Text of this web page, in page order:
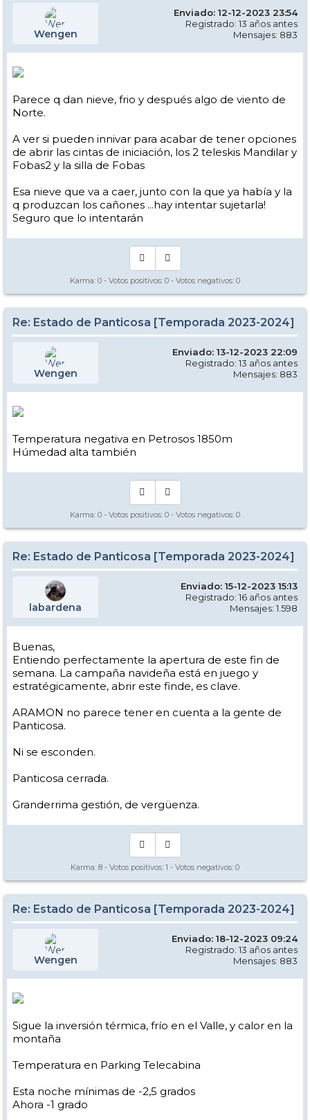
Wengen
Enviado: 12-12-2023 23:54
Registrado: 13 años antes
Mensajes: 883
Parece q dan nieve, frio y después algo de viento de
Norte.
A ver si pueden innivar para acabar de tener opciones
de abrir las cintas de iniciación, los 2 teleskis Mandilar y
Fobas2 y la silla de Fobas
Esa nieve que va a caer, junto con la que ya había y la
q produzcan los cañones ...hay intentar sujetarla!
Seguro que lo intentarán
Karma: 0 - Votos positivos: 0 - Votos negativos: 0
Re: Estado de Panticosa [Temporada 2023-2024]
Wengen
Enviado: 13-12-2023 22:09
Registrado: 13 años antes
Mensajes: 883
Temperatura negativa en Petrosos 1850m
Húmedad alta también
Karma: 0 - Votos positivos: 0 - Votos negativos: 0
Re: Estado de Panticosa [Temporada 2023-2024]
labardena
Enviado: 15-12-2023 15:13
Registrado: 16 años antes
Mensajes: 1.598
Buenas,
Entiendo perfectamente la apertura de este fin de
semana. La campaña navideña está en juego y
estratégicamente, abrir este finde, es clave.
ARAMON no parece tener en cuenta a la gente de
Panticosa.
Ni se esconden.
Panticosa cerrada.
Granderrima gestión, de vergüenza.
Karma: 8 - Votos positivos: 1 - Votos negativos: 0
Re: Estado de Panticosa [Temporada 2023-2024]
Wengen
Enviado: 18-12-2023 09:24
Registrado: 13 años antes
Mensajes: 883
Sigue la inversión térmica, frío en el Valle, y calor en la
montaña
Temperatura en Parking Telecabina
Esta noche mínimas de -2,5 grados
Ahora -1 grado